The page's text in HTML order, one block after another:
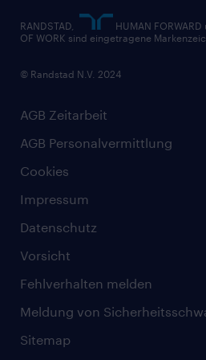
AGB Zeitarbeit
AGB Personalvermittlung
Cookies
Impressum
Datenschutz
Vorsicht
Fehlverhalten melden
Meldung von
Sitemap
RANDSTAD,
HUMAN
OF WORK sind eingetragene
© Randstad N.V. 2024